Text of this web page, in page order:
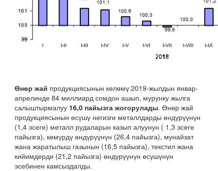
Өнөр жай продукциясынын көлөмү 2019-жылдын январ-
апрелинде 84 миллиард сомдон ашып, мурунку жылга
салыштырмалуу 16,0 пайызга жогорулады. Өнөр жай
продукциясынын өсүшү негизги металлдарды өндүрүүнүн
(1,4 эсеге) металл рудаларын казып алуунун ( 1,3 эсеге
пайызга), көмүрдү өндүрүүнүн (26,4 пайызга), мунайзат
жана жаратылыш газынын (16,5 пайызга), текстил жана
кийимдерди (21,2 пайызга) өндүрүүнүн өсүшүнүн
эсебинен камсыздалды.